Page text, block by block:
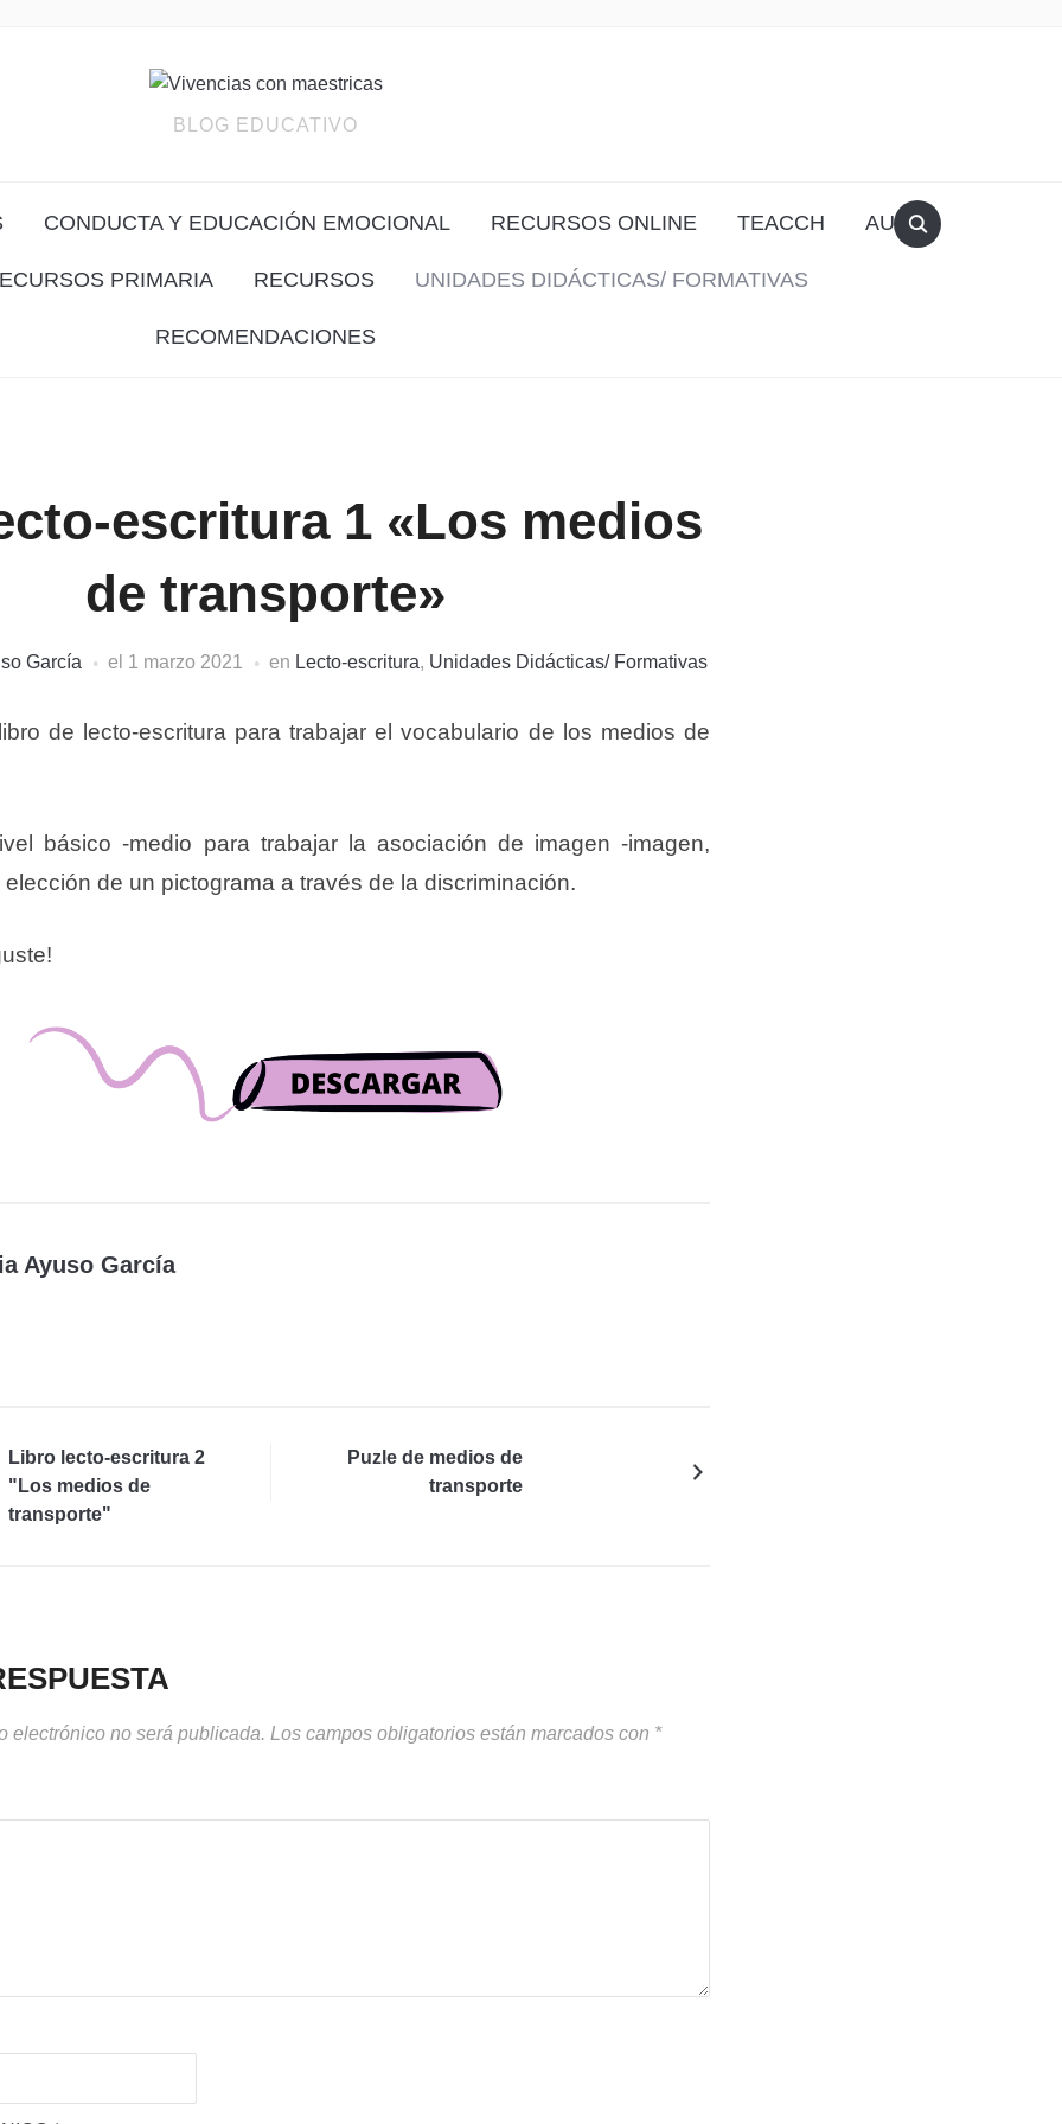
BLOG EDUCATIVO
CONDUCTA Y EDUCACIÓN EMOCIONAL RECURSOS ONLINE TEACCH AULA
PRIMARIA RECURSOS UNIDADES DIDÁCTICAS/ FORMATIVAS
RECOMENDACIONES
escritura 1 «Los medios
de transporte»
García el 1 marzo 2021 en Lecto-escritura, Unidades Didácticas/ Formativas
de lecto-escritura para trabajar el vocabulario de los medios de
básico -medio para trabajar la asociación de imagen -imagen,
de un pictograma a través de la discriminación.
Ayuso García
Libro lecto-escritura 2
"Los medios de
transporte"
Puzle de medios de
transporte
electrónico no será publicada. Los campos obligatorios están marcados con *